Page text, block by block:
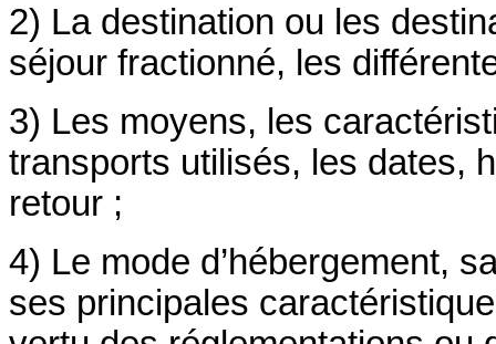
2) La destination ou les
séjour fractionné, les
3) Les moyens, les
transports utilisés, les dates,
retour ;
4) Le mode d’hébergement,
ses principales